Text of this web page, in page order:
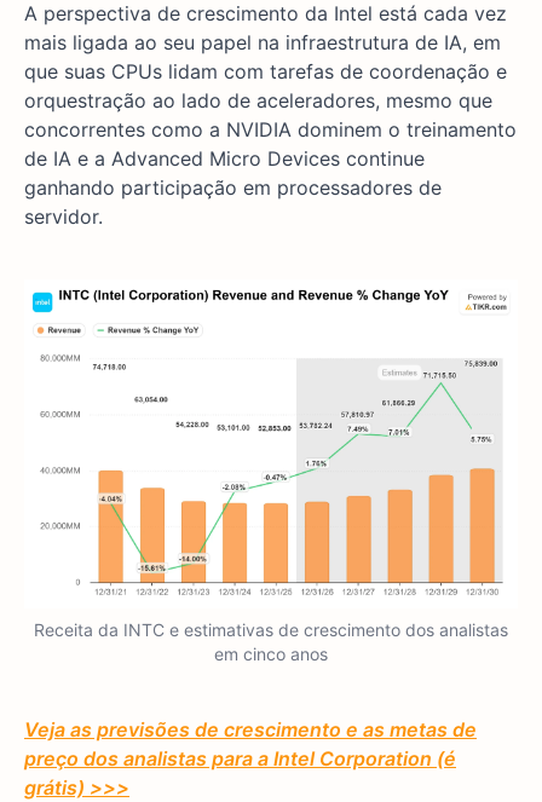
A perspectiva de crescimento da Intel está cada vez
mais ligada ao seu papel na infraestrutura de IA, em
que suas CPUs lidam com tarefas de coordenação e
orquestração ao lado de aceleradores, mesmo que
concorrentes como a NVIDIA dominem o treinamento
de IA e a Advanced Micro Devices continue
ganhando participação em processadores de
servidor.
Receita da INTC e estimativas de crescimento dos analistas
em cinco anos
Veja as previsões de crescimento e as metas de
preço dos analistas para a Intel Corporation (é
grátis) >>>